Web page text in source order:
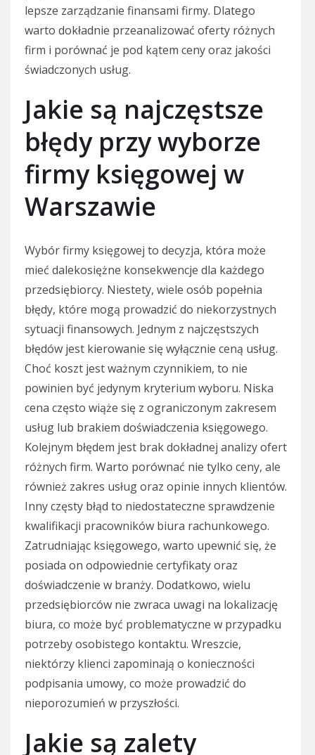
lepsze zarządzanie finansami firmy. Dlatego
warto dokładnie przeanalizować oferty różnych
firm i porównać je pod kątem ceny oraz jakości
świadczonych usług.
Jakie są najczęstsze
błędy przy wyborze
firmy księgowej w
Warszawie
Wybór firmy księgowej to decyzja, która może
mieć dalekosiężne konsekwencje dla każdego
przedsiębiorcy. Niestety, wiele osób popełnia
błędy, które mogą prowadzić do niekorzystnych
sytuacji finansowych. Jednym z najczęstszych
błędów jest kierowanie się wyłącznie ceną usług.
Choć koszt jest ważnym czynnikiem, to nie
powinien być jedynym kryterium wyboru. Niska
cena często wiąże się z ograniczonym zakresem
usług lub brakiem doświadczenia księgowego.
Kolejnym błędem jest brak dokładnej analizy ofert
różnych firm. Warto porównać nie tylko ceny, ale
również zakres usług oraz opinie innych klientów.
Inny częsty błąd to niedostateczne sprawdzenie
kwalifikacji pracowników biura rachunkowego.
Zatrudniając księgowego, warto upewnić się, że
posiada on odpowiednie certyfikaty oraz
doświadczenie w branży. Dodatkowo, wielu
przedsiębiorców nie zwraca uwagi na lokalizację
biura, co może być problematyczne w przypadku
potrzeby osobistego kontaktu. Wreszcie,
niektórzy klienci zapominają o konieczności
podpisania umowy, co może prowadzić do
nieporozumień w przyszłości.
Jakie są zalety